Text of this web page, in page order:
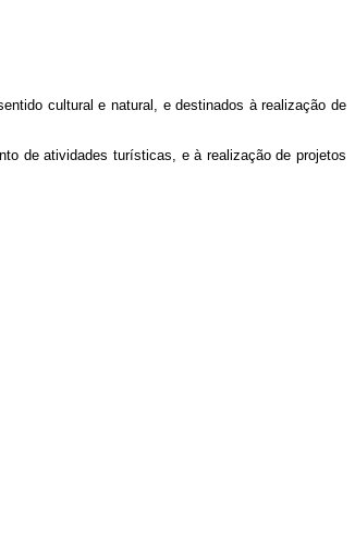
cultural e natural, e destinados à realização de
de atividades turísticas, e à realização de projetos